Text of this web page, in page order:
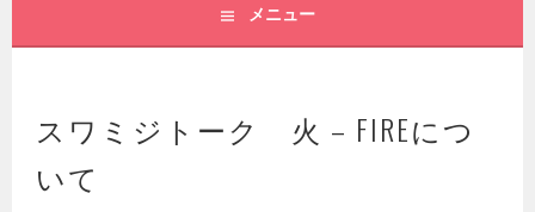
メニュー
スワミジトーク 火 – FIREにつ
いて